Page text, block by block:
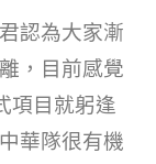
認為大家漸
，目前感覺
項目就躬逢
華隊很有機